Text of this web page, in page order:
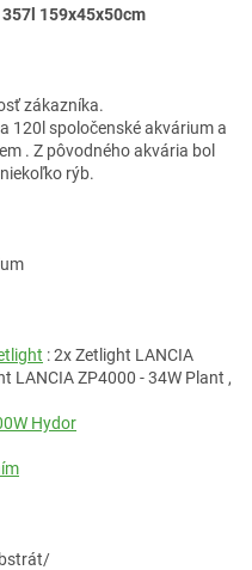
159x45x50cm
zákazníka.
120l spoločenské akvárium a
. Z pôvodného akvária bol
rýb.
: 2x Zetlight LANCIA
LANCIA ZP4000 - 34W Plant ,
Hydor